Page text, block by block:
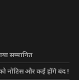
सम्मानित
नोटिस और कई होंगे बंद !